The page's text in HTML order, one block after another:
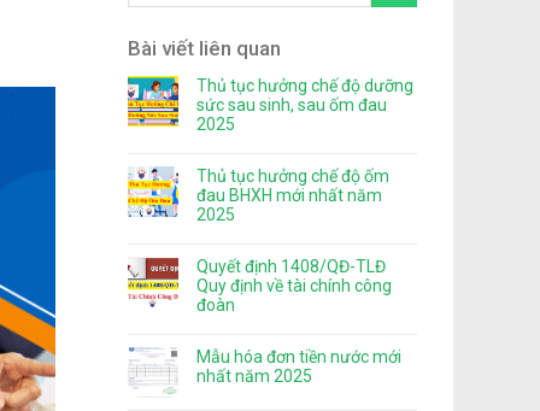
Bài viết liên quan
Thủ tục hưởng chế độ dưỡng
sức sau sinh, sau ốm đau
2025
Thủ tục hưởng chế độ ốm
đau BHXH mới nhất năm
2025
Quyết định 1408/QĐ-TLĐ
Quy định về tài chính công
đoàn
Mẫu hóa đơn tiền nước mới
nhất năm 2025